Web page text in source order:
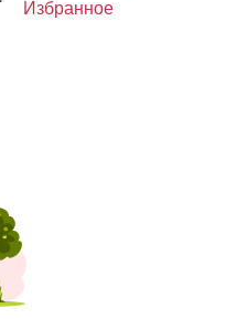
Избранное